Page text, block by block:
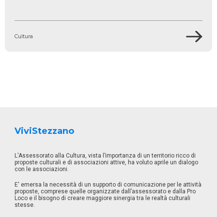
Cultura
ViviStezzano
L’Assessorato alla Cultura, vista l’importanza di un territorio ricco di
proposte culturali e di associazioni attive, ha voluto aprile un dialogo
con le associazioni.
E' emersa la necessità di un supporto di comunicazione per le attività
proposte, comprese quelle organizzate dall’assessorato e dalla Pro
Loco e il bisogno di creare maggiore sinergia tra le realtà culturali
stesse.